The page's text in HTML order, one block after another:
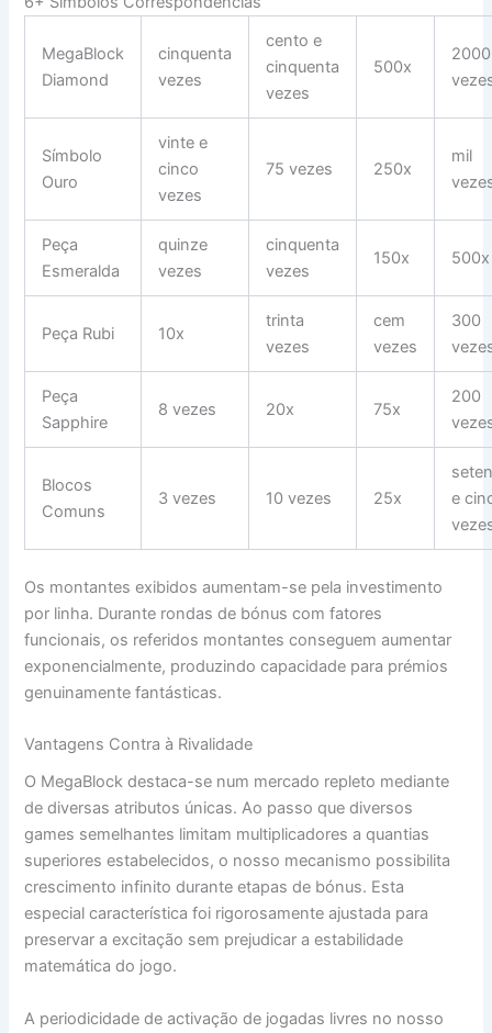
MegaBlock
Diamond
cinquenta
vezes
cento e
cinquenta
vezes
500x
2000
Símbolo
Ouro
vinte e
cinco
vezes
75 vezes 250x
mil
Peça
Esmeralda
quinze
vezes
cinquenta
vezes
150x 500x
Peça Rubi 10x
trinta
vezes
cem
vezes
300
Peça
Sapphire
8 vezes 20x 75x
200
Blocos
Comuns
3 vezes 10 vezes 25x
e
Os montantes exibidos aumentam-se pela investimento
por linha. Durante rondas de bónus com fatores
funcionais, os referidos montantes conseguem aumentar
exponencialmente, produzindo capacidade para prémios
genuinamente fantásticas.
Vantagens Contra à Rivalidade
O MegaBlock destaca-se num mercado repleto mediante
de diversas atributos únicas. Ao passo que diversos
games semelhantes limitam multiplicadores a quantias
superiores estabelecidos, o nosso mecanismo possibilita
crescimento infinito durante etapas de bónus. Esta
especial característica foi rigorosamente ajustada para
preservar a excitação sem prejudicar a estabilidade
matemática do jogo.
A periodicidade de activação de jogadas livres no nosso